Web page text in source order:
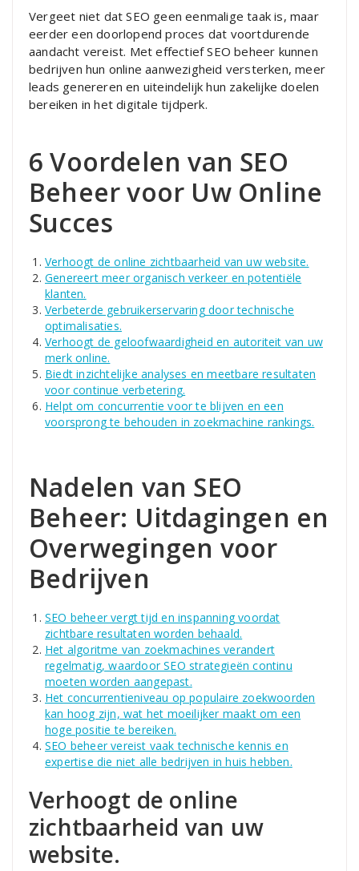
Vergeet niet dat SEO geen eenmalige taak is, maar
eerder een doorlopend proces dat voortdurende
aandacht vereist. Met effectief SEO beheer kunnen
bedrijven hun online aanwezigheid versterken, meer
leads genereren en uiteindelijk hun zakelijke doelen
bereiken in het digitale tijdperk.
6 Voordelen van SEO
Beheer voor Uw Online
Succes
Verhoogt de online zichtbaarheid van uw website.
Genereert meer organisch verkeer en potentiële
klanten.
Verbeterde gebruikerservaring door technische
optimalisaties.
Verhoogt de geloofwaardigheid en autoriteit van uw
merk online.
Biedt inzichtelijke analyses en meetbare resultaten
voor continue verbetering.
Helpt om concurrentie voor te blijven en een
voorsprong te behouden in zoekmachine rankings.
Nadelen van SEO
Beheer: Uitdagingen en
Overwegingen voor
Bedrijven
SEO beheer vergt tijd en inspanning voordat
zichtbare resultaten worden behaald.
Het algoritme van zoekmachines verandert
regelmatig, waardoor SEO strategieën continu
moeten worden aangepast.
Het concurrentieniveau op populaire zoekwoorden
kan hoog zijn, wat het moeilijker maakt om een
hoge positie te bereiken.
SEO beheer vereist vaak technische kennis en
expertise die niet alle bedrijven in huis hebben.
Verhoogt de online
zichtbaarheid van uw
website.